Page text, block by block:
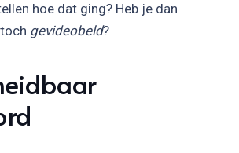
hoe dat ging? Heb je dan
gevideobeld?